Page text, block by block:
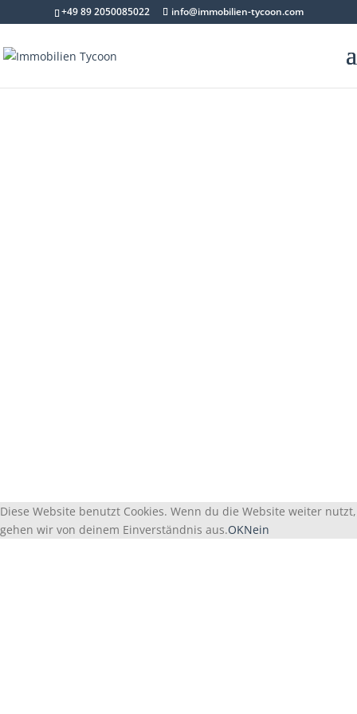
+49 89 2050085022 info@immobilien-tycoon.com
Diese Website benutzt Cookies. Wenn du die Website weiter nutzt,
gehen wir von deinem Einverständnis aus.OKNein